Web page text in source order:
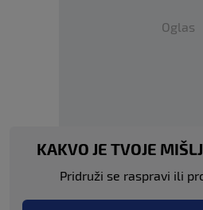
Oglas
KAKVO JE TVOJE
Pridruži se raspravi ili